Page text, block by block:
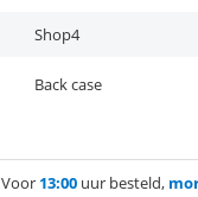
Shop4
Back case
Voor 13:00 uur besteld,